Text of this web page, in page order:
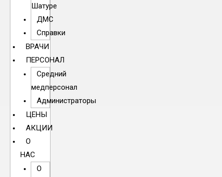
Шатуре
ДМС
Справки
ВРАЧИ
ПЕРСОНАЛ
Средний
медперсонал
Администраторы
ЦЕНЫ
АКЦИИ
О
НАС
О